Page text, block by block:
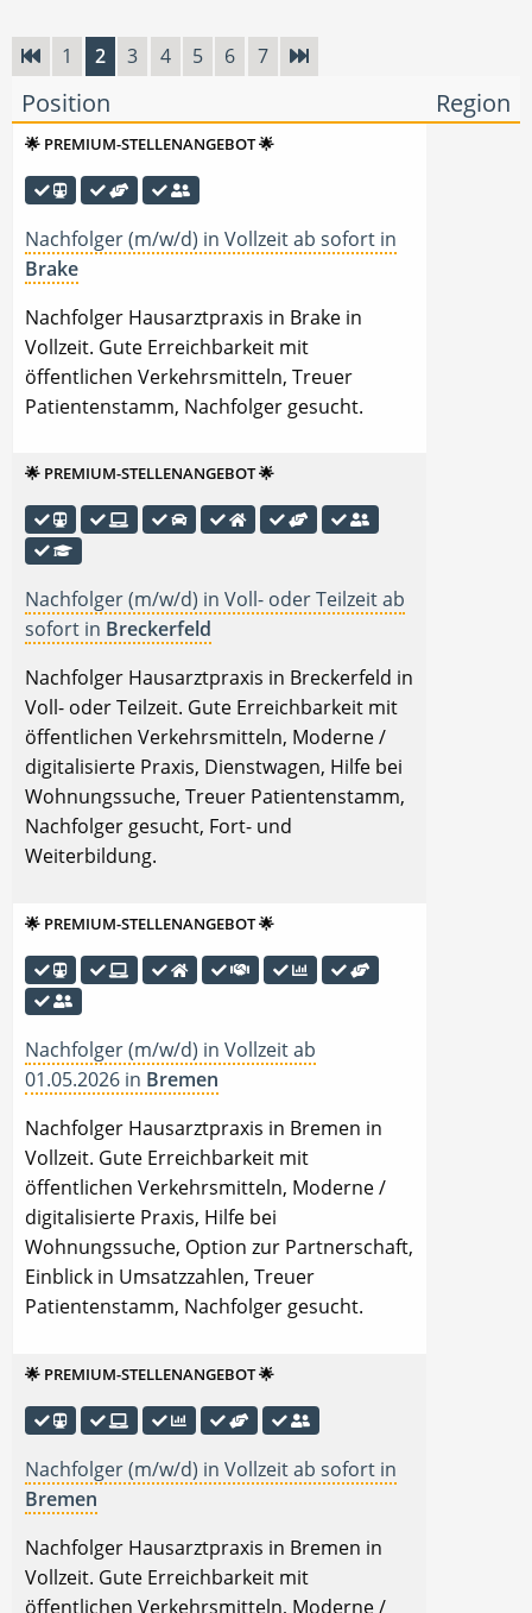
1 2 3 4 5 6 7
Position Region
🌟 PREMIUM-STELLENANGEBOT 🌟
Nachfolger (m/w/d) in Vollzeit ab sofort in
Brake
Nachfolger Hausarztpraxis in Brake in
Vollzeit. Gute Erreichbarkeit mit
öffentlichen Verkehrsmitteln, Treuer
Patientenstamm, Nachfolger gesucht.
🌟 PREMIUM-STELLENANGEBOT 🌟
Nachfolger (m/w/d) in Voll- oder Teilzeit ab
sofort in Breckerfeld
Nachfolger Hausarztpraxis in Breckerfeld in
Voll- oder Teilzeit. Gute Erreichbarkeit mit
öffentlichen Verkehrsmitteln, Moderne /
digitalisierte Praxis, Dienstwagen, Hilfe bei
Wohnungssuche, Treuer Patientenstamm,
Nachfolger gesucht, Fort- und
Weiterbildung.
🌟 PREMIUM-STELLENANGEBOT 🌟
Nachfolger (m/w/d) in Vollzeit ab
01.05.2026 in Bremen
Nachfolger Hausarztpraxis in Bremen in
Vollzeit. Gute Erreichbarkeit mit
öffentlichen Verkehrsmitteln, Moderne /
digitalisierte Praxis, Hilfe bei
Wohnungssuche, Option zur Partnerschaft,
Einblick in Umsatzzahlen, Treuer
Patientenstamm, Nachfolger gesucht.
🌟 PREMIUM-STELLENANGEBOT 🌟
Nachfolger (m/w/d) in Vollzeit ab sofort in
Bremen
Nachfolger Hausarztpraxis in Bremen in
Vollzeit. Gute Erreichbarkeit mit
öffentlichen Verkehrsmitteln, Moderne /